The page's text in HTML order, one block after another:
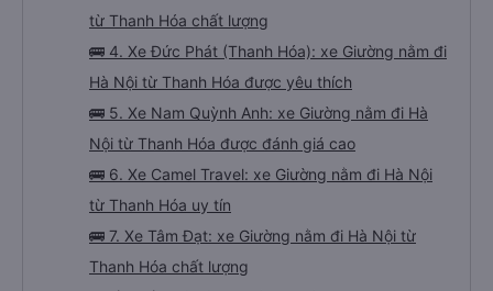
từ Thanh Hóa chất lượng
🚌 4. Xe Đức Phát (Thanh Hóa): xe Giường nằm đi
Hà Nội từ Thanh Hóa được yêu thích
🚌 5. Xe Nam Quỳnh Anh: xe Giường nằm đi Hà
Nội từ Thanh Hóa được đánh giá cao
🚌 6. Xe Camel Travel: xe Giường nằm đi Hà Nội
từ Thanh Hóa uy tín
🚌 7. Xe Tâm Đạt: xe Giường nằm đi Hà Nội từ
Thanh Hóa chất lượng